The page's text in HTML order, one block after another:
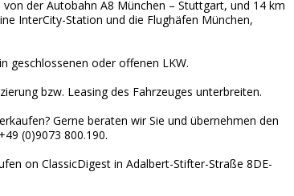
der Autobahn A8 München – Stuttgart, und 14 km
InterCity-Station und die Flughäfen München,
geschlossenen oder offenen LKW.
bzw. Leasing des Fahrzeuges unterbreiten.
Gerne beraten wir Sie und übernehmen den
(0)9073 800.190.
on ClassicDigest in Adalbert-Stifter-Straße 8DE-